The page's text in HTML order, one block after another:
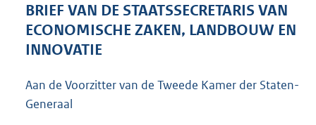
:
4
BRIEF VAN DE STAATSSECRETARIS VAN
ECONOMISCHE ZAKEN, LANDBOUW EN
INNOVATIE
Aan de Voorzitter van de Tweede Kamer der Staten-
Generaal